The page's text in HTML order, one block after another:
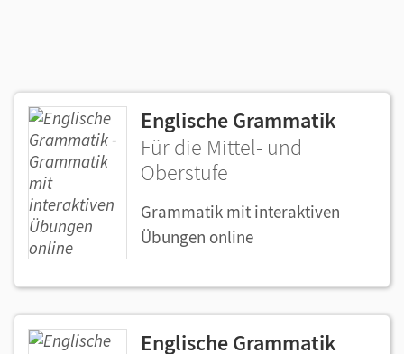
Englische Grammatik
Für die Mittel- und
Oberstufe
Grammatik mit interaktiven
Übungen online
Englische Grammatik